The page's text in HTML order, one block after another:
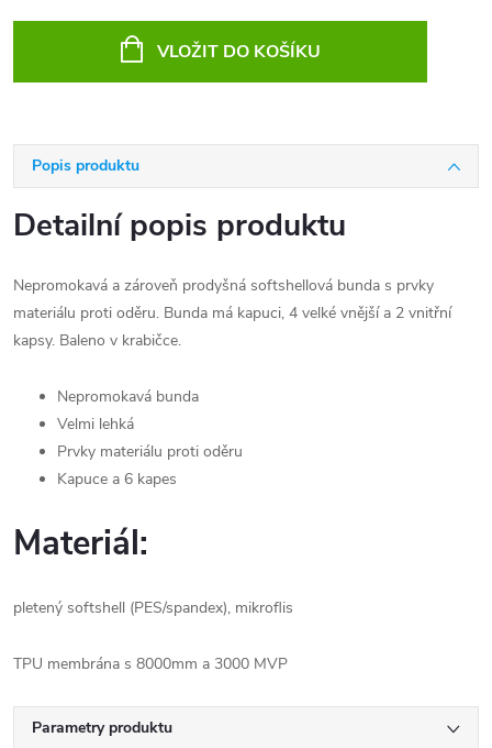
VLOŽIT DO KOŠÍKU
Popis produktu
Detailní popis produktu
Nepromokavá a zároveň prodyšná softshellová bunda s prvky
materiálu proti oděru. Bunda má kapuci, 4 velké vnější a 2 vnitřní
kapsy. Baleno v krabičce.
Nepromokavá bunda
Velmi lehká
Prvky materiálu proti oděru
Kapuce a 6 kapes
Materiál:
pletený softshell (PES/spandex), mikroflis
TPU membrána s 8000mm a 3000 MVP
Parametry produktu